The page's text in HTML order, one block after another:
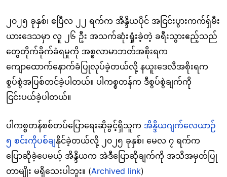
၂၀၂၅ ခုနှစ်၊ ဧပြီလ ၂၂ ရက်က အိန္ဒိယပိုင် အငြင်းပွားကက်ရှ်မီး
ယားဒေသမှာ လူ ၂၆ ဦး အသက်ဆုံးရှုံးခဲ့တဲ့ ခရီးသွားဧည့်သည်
တွေတိုက်ခိုက်ခံရမှုကို အစ္စလာမာဘတ်အစိုးရက
ကျောထောက်နောက်ခံပြုလုပ်ခဲ့တယ်လို့ နယူးဒေလီအစိုးရက
စွပ်စွဲအပြစ်တင်ခဲ့ပါတယ်။ ပါကစ္စတန်က ဒီစွပ်စွဲချက်ကို
ငြင်းပယ်ခဲ့ပါတယ်။
ပါကစ္စတန်စစ်တပ်ပြောရေးဆိုခွင့်ရှိသူက အိန္ဒိယဂျက်လေယာဉ
၅ စင်းကိုပစ်ချနိုင်ခဲ့တယ်လို့ ၂၀၂၅ ခုနှစ်၊ မေလ ၇ ရက်က
ပြောဆိုခဲ့ပေမယ့် အိန္ဒိယက အဲဒီပြောဆိုချက်ကို အသိအမှတ်ပြု
တာမျိုး မရှိသေးပါဘူး။ (Archived link)